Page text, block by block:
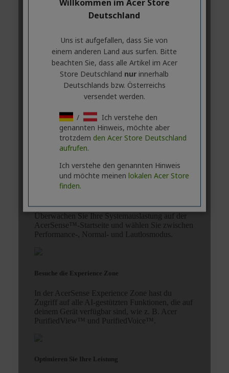
Deutschland
Uns ist aufgefallen, dass Sie von
einem anderen Land aus surfen. Bitte
beachten Sie, dass alle Artikel im Acer
Store Deutschland nur innerhalb
Deutschlands bzw. Österreichs
versendet werden.
/
Ich verstehe den
genannten Hinweis, möchte aber
trotzdem den Acer Store Deutschland
aufrufen.
Ich verstehe den genannten Hinweis
und möchte meinen lokalen Acer Store
finden.